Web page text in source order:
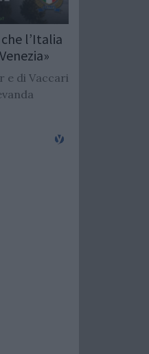
l’Italia
e di Vaccari